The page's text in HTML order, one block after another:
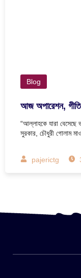
Blog
আজ অপারেশন,
“আল্লাহকে যারা বেসেছে
সুরকার, চৌধুরী গোলাম
pajerictg